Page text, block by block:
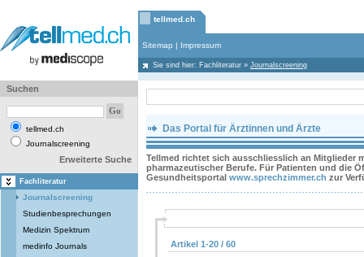
tellmed.ch
Sitemap | Impressum
Sie sind hier: Fachliteratur » Journalscreening
Suchen
tellmed.ch
Journalscreening
Erweiterte Suche
Fachliteratur
Journalscreening
Studienbesprechungen
Medizin Spektrum
medinfo Journals
Das Portal für Ärztinnen und Ärzte
Tellmed richtet sich ausschliesslich an Mitglieder
pharmazeutischer Berufe. Für Patienten und die
Gesundheitsportal www.sprechzimmer.ch zur
Artikel 1-20 / 60